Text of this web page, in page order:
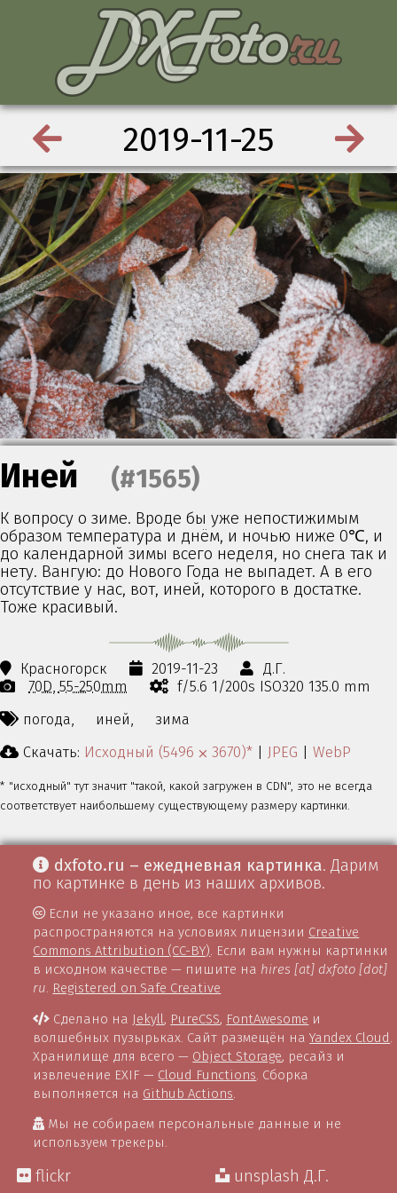
2019-11-25
Иней (#1565)
К вопросу о зиме. Вроде бы уже непостижимым
образом температура и днём, и ночью ниже 0℃, и
до календарной зимы всего неделя, но снега так и
нету. Вангую: до Нового Года не выпадет. А в его
отсутствие у нас, вот, иней, которого в достатке.
Тоже красивый.
Красногорск 2019-11-23
Д.Г.
70D 55-250mm
f/5.6 1/200s ISO320 135.0 mm
погода,
иней,
зима
Скачать: Исходный (5496 ⨉ 3670)* | JPEG | WebP
* "исходный" тут значит "такой, какой загружен в CDN", это не всегда
соответствует наибольшему существующему размеру картинки.
dxfoto.ru – ежедневная картинка. Дарим
по картинке в день из наших архивов.
Если не указано иное, все картинки
распространяются на условиях лицензии Creative
Commons Attribution (CC-BY). Если вам нужны картинки
в исходном качестве — пишите на hires [at] dxfoto [dot]
ru. Registered on Safe Creative
Сделано на Jekyll, PureCSS, FontAwesome и
волшебных пузырьках. Сайт размещён наYandex Cloud
Хранилище для всего — Object Storage, ресайз и
извлечение EXIF — Cloud Functions . Сборка
выполняется на Github Actions
Мы не собираем персональные данные и не
используем трекеры.
flickr unsplash Д.Г.